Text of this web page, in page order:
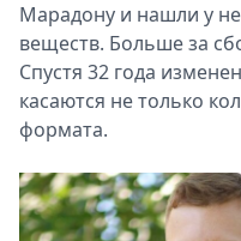
Марадону и нашли у
веществ. Больше за
Спустя 32 года
касаются не только
формата.